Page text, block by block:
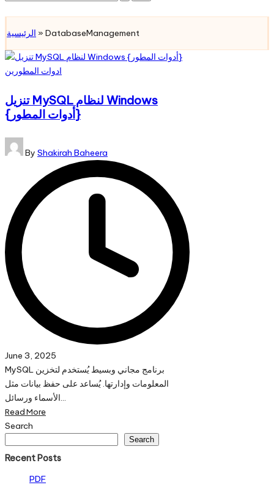
الرئيسية » DatabaseManagement
Posted
ادوات المطورين
تنزيل MySQL لنظام Windows
{أدوات المطور}
Posted
by
By Shakirah Baheera
June 3, 2025
MySQL برنامج مجاني وبسيط يُستخدم لتخزين
المعلومات وإدارتها. يُساعد على حفظ بيانات مثل
الأسماء ورسائل…
Read More
Search
Search
Recent Posts
PDF